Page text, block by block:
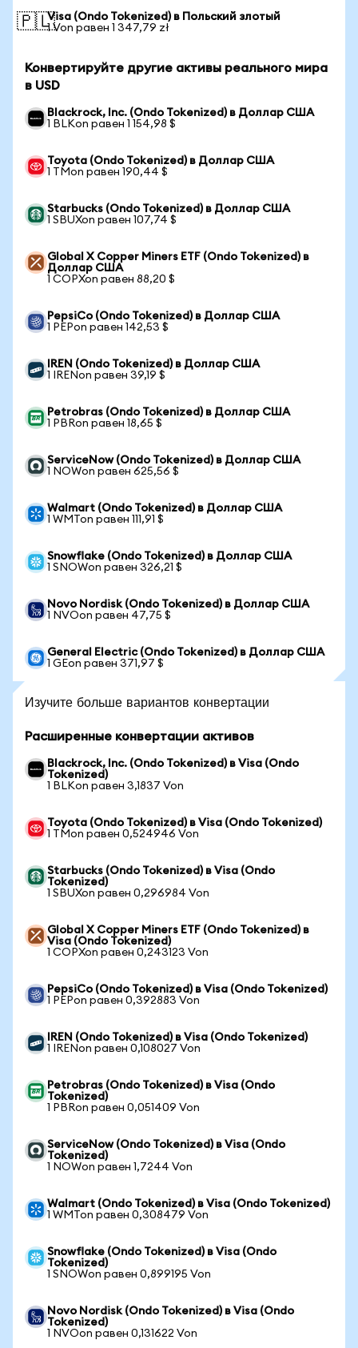
🇵🇱Visa (Ondo Tokenized) в Польский злотый
1 Von равен 1 347,79 zł
Конвертируйте другие активы реального мира
в USD
Blackrock, Inc. (Ondo Tokenized) в Доллар США
1 BLKon равен 1 154,98 $
Toyota (Ondo Tokenized) в Доллар США
1 TMon равен 190,44 $
Starbucks (Ondo Tokenized) в Доллар США
1 SBUXon равен 107,74 $
Global X Copper Miners ETF (Ondo Tokenized) в
Доллар США
1 COPXon равен 88,20 $
PepsiCo (Ondo Tokenized) в Доллар США
1 PEPon равен 142,53 $
IREN (Ondo Tokenized) в Доллар США
1 IRENon равен 39,19 $
Petrobras (Ondo Tokenized) в Доллар США
1 PBRon равен 18,65 $
ServiceNow (Ondo Tokenized) в Доллар США
1 NOWon равен 625,56 $
Walmart (Ondo Tokenized) в Доллар США
1 WMTon равен 111,91 $
Snowflake (Ondo Tokenized) в Доллар США
1 SNOWon равен 326,21 $
Novo Nordisk (Ondo Tokenized) в Доллар США
1 NVOon равен 47,75 $
General Electric (Ondo Tokenized) в Доллар США
1 GEon равен 371,97 $
Изучите больше вариантов конвертации
Расширенные конвертации активов
Blackrock, Inc. (Ondo Tokenized) в Visa (Ondo
Tokenized)
1 BLKon равен 3,1837 Von
Toyota (Ondo Tokenized) в Visa (Ondo Tokenized)
1 TMon равен 0,524946 Von
Starbucks (Ondo Tokenized) в Visa (Ondo
Tokenized)
1 SBUXon равен 0,296984 Von
Global X Copper Miners ETF (Ondo Tokenized) в
Visa (Ondo Tokenized)
1 COPXon равен 0,243123 Von
PepsiCo (Ondo Tokenized) в Visa (Ondo Tokenized)
1 PEPon равен 0,392883 Von
IREN (Ondo Tokenized) в Visa (Ondo Tokenized)
1 IRENon равен 0,108027 Von
Petrobras (Ondo Tokenized) в Visa (Ondo
Tokenized)
1 PBRon равен 0,051409 Von
ServiceNow (Ondo Tokenized) в Visa (Ondo
Tokenized)
1 NOWon равен 1,7244 Von
Walmart (Ondo Tokenized) в Visa (Ondo Tokenized)
1 WMTon равен 0,308479 Von
Snowflake (Ondo Tokenized) в Visa (Ondo
Tokenized)
1 SNOWon равен 0,899195 Von
Novo Nordisk (Ondo Tokenized) в Visa (Ondo
Tokenized)
1 NVOon равен 0,131622 Von